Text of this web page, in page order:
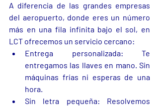
A diferencia de las grandes empresas
del aeropuerto, donde eres un número
más en una fila infinita bajo el sol, en
LCT ofrecemos un servicio cercano:
Entrega personalizada: Te
entregamos las llaves en mano. Sin
máquinas frías ni esperas de una
hora.
Sin letra pequeña: Resolvemos